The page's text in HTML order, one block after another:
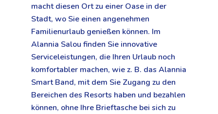
macht diesen Ort zu einer Oase in der
Stadt, wo Sie einen angenehmen
Familienurlaub genießen können. Im
Alannia Salou finden Sie innovative
Serviceleistungen, die Ihren Urlaub noch
komfortabler machen, wie z. B. das Alannia
Smart Band, mit dem Sie Zugang zu den
Bereichen des Resorts haben und bezahlen
können, ohne Ihre Brieftasche bei sich zu